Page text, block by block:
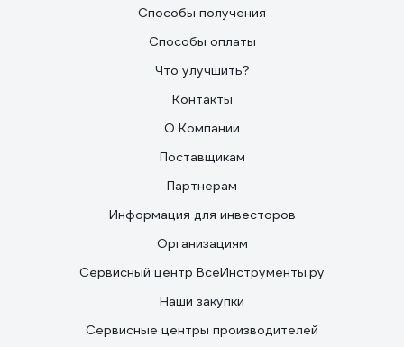
Способы получения
Способы оплаты
Что улучшить?
Контакты
О Компании
Поставщикам
Партнерам
Информация для инвесторов
Организациям
Сервисный центр ВсеИнструменты.ру
Наши закупки
Сервисные центры производителей